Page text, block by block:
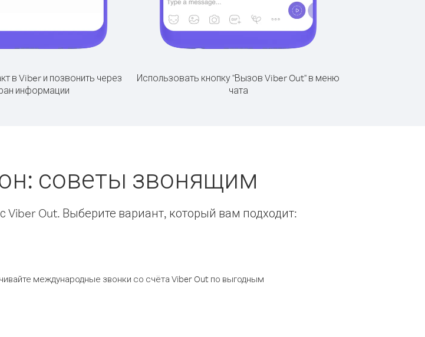
в Viber и позвонить через
информации
Использовать кнопку "Вызов Viber Out" в меню
чата
советы звонящим
Out. Выберите вариант, который вам подходит:
международные звонки со счёта Viber Out по выгодным